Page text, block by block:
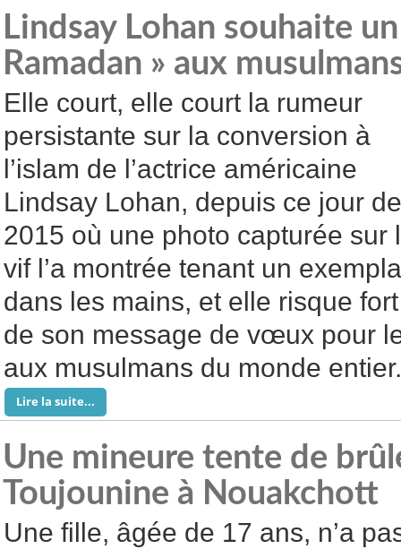
Lindsay Lohan souhaite
Ramadan » aux
Elle court, elle court la rumeur
persistante sur la conversion à
l’islam de l’actrice américaine
Lindsay Lohan, depuis ce jour de
2015 où une photo capturée sur
vif l’a montrée tenant un
dans les mains, et elle risque
de son message de vœux pour
aux musulmans du monde entier.
Lire la suite...
Une mineure tente de
Toujounine à Nouakchott
Une fille, âgée de 17 ans, n’a